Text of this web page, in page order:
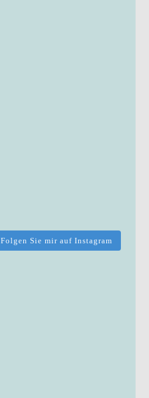
Folgen Sie mir auf Instagram